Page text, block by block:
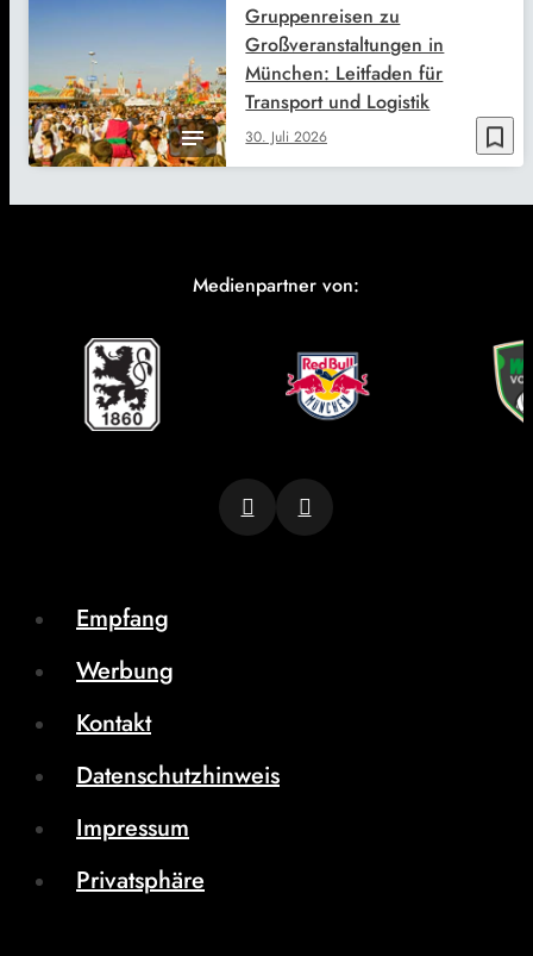
bookmark_border
30. Juli 2026
Gruppenreisen zu
Großveranstaltungen in
München: Leitfaden für
Transport und Logistik
Medienpartner von:
Empfang
Werbung
Kontakt
Datenschutzhinweis
Impressum
Privatsphäre